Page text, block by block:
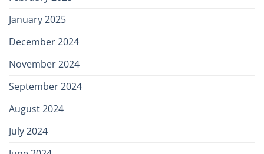
January 2025
December 2024
November 2024
September 2024
August 2024
July 2024